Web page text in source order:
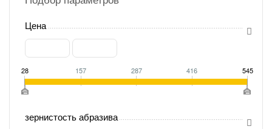
Цена
28 157 287 416 545
зернистость абразива